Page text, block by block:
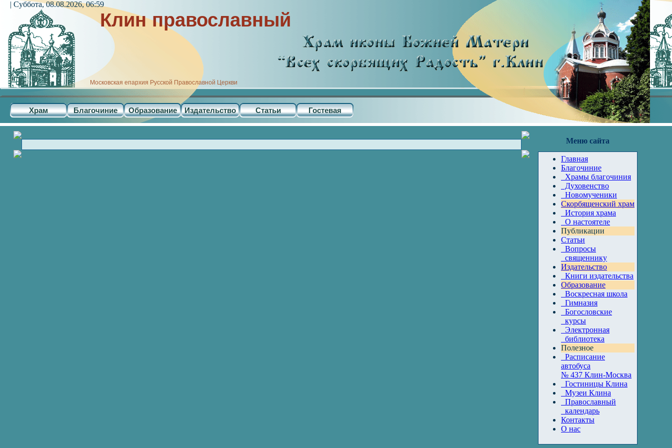
Клин православный
Московская епархия Русской Православной Церкви
Храм Благочиние Образование Издательство Статьи Гостевая
| Суббота, 08.08.2026, 06:59
Меню сайта
Главная
Благочиние
Храмы благочиния
Духовенство
Новомученики
Скорбященский храм
История храма
О настоятеле
Публикации
Статьи
Вопросы
священнику
Издательство
Книги издательства
Образование
Воскресная школа
Гимназия
Богословские
курсы
Электронная
библиотека
Полезное
Расписание
автобуса
№ 437 Клин-Москва
Гостиницы Клина
Музеи Клина
Православный
календарь
Контакты
О нас